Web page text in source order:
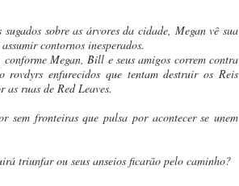
sobre as árvores da cidade, Megan vê sua
contornos inesperados.
Megan, Bill e seus amigos correm contra
enfurecidos que tentam destruir os Reis
ruas de Red Leaves.
sem fronteiras que pulsa por acontecer se unem
triunfar ou seus anseios ficarão pelo caminho?